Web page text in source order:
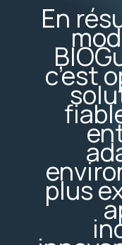
En
c’est
plus